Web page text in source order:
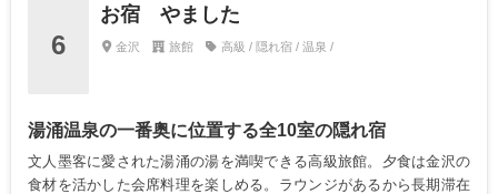
6
お宿 やました
金沢 旅館 高級 / 隠れ宿 / 温泉 /
湯涌温泉の一番奥に位置する全10室の隠れ宿
文人墨客に愛された湯涌の湯を満喫できる高級旅館。夕食は金沢の
食材を活かした会席料理を楽しめる。ラウンジがあるから長期滞在